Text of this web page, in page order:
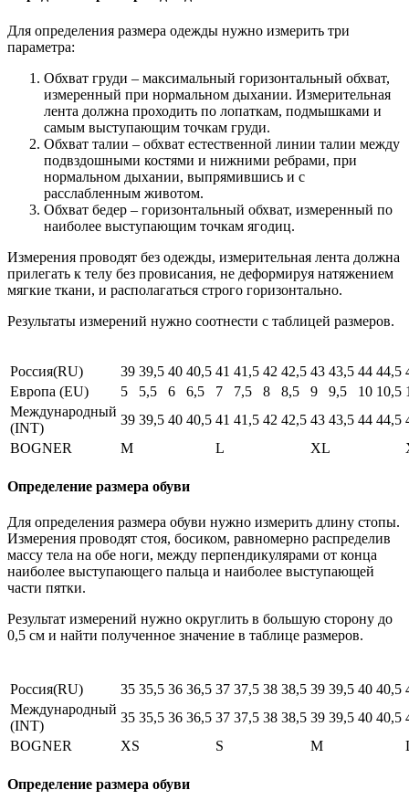
Для определения размера одежды нужно измерить три
параметра:
Обхват груди – максимальный горизонтальный обхват,
измеренный при нормальном дыхании. Измерительная
лента должна проходить по лопаткам, подмышками и
самым выступающим точкам груди.
Обхват талии – обхват естественной линии талии между
подвздошными костями и нижними ребрами, при
нормальном дыхании, выпрямившись и с
расслабленным животом.
Обхват бедер – горизонтальный обхват, измеренный по
наиболее выступающим точкам ягодиц.
Измерения проводят без одежды, измерительная лента должна
прилегать к телу без провисания, не деформируя натяжением
мягкие ткани, и располагаться строго горизонтально.
Результаты измерений нужно соотнести с таблицей размеров.
Россия(RU) 39 39,5 40 40,5 41 41,5 42 42,5 43 43,5 44 44,5
Европа (EU)
5 5,5 6 6,5 7 7,5 8 8,5 9 9,5 10 10,5
Международный
(INT)
39 39,5 40 40,5 41 41,5 42 42,5 43 43,5 44 44,5
BOGNER
M L XL
Определение размера обуви
Для определения размера обуви нужно измерить длину стопы.
Измерения проводят стоя, босиком, равномерно распределив
массу тела на обе ноги, между перпендикулярами от конца
наиболее выступающего пальца и наиболее выступающей
части пятки.
Результат измерений нужно округлить в большую сторону до
0,5 см и найти полученное значение в таблице размеров.
Россия(RU) 35 35,5 36 36,5 37 37,5 38 38,5 39 39,5 40 40,5
Международный
(INT)
35 35,5 36 36,5 37 37,5 38 38,5 39 39,5 40 40,5
BOGNER
XS S M
Определение размера обуви